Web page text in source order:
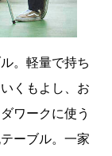
。軽量で持ち
くもよし、お
ワークに使う
ーブル。一家